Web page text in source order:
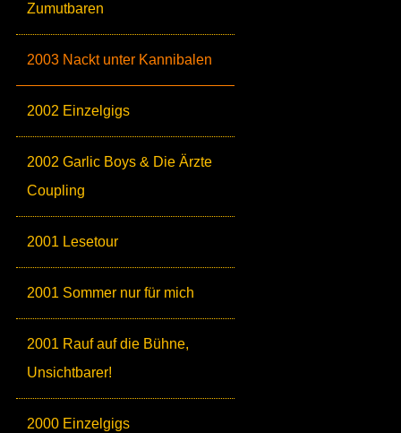
Zumutbaren
2003 Nackt unter Kannibalen
2002 Einzelgigs
2002 Garlic Boys & Die Ärzte
Coupling
2001 Lesetour
2001 Sommer nur für mich
2001 Rauf auf die Bühne,
Unsichtbarer!
2000 Einzelgigs